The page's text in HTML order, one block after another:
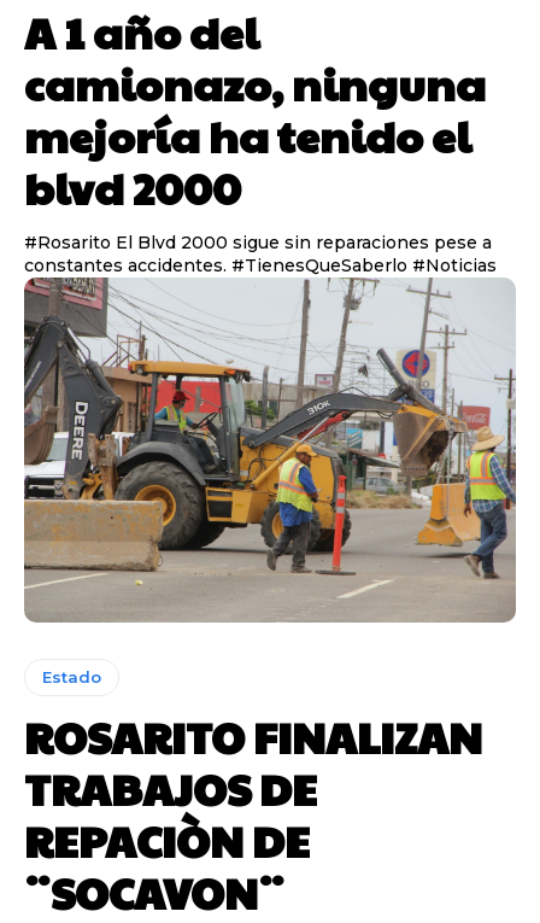
A 1 año del
camionazo, ninguna
mejoría ha tenido el
blvd 2000
#Rosarito El Blvd 2000 sigue sin reparaciones pese a
constantes accidentes. #TienesQueSaberlo #Noticias
Estado
ROSARITO FINALIZAN
TRABAJOS DE
REPACIÒN DE
¨SOCAVON¨